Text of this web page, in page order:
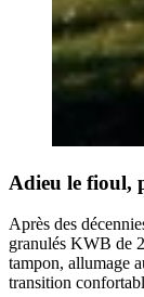
Adieu le fioul,
Après des
granulés KWB de
tampon, allumage
transition